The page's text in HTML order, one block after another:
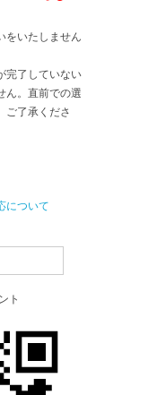
をいたしません
完了していない
ん。直前での選
ご了承くださ
について
ト